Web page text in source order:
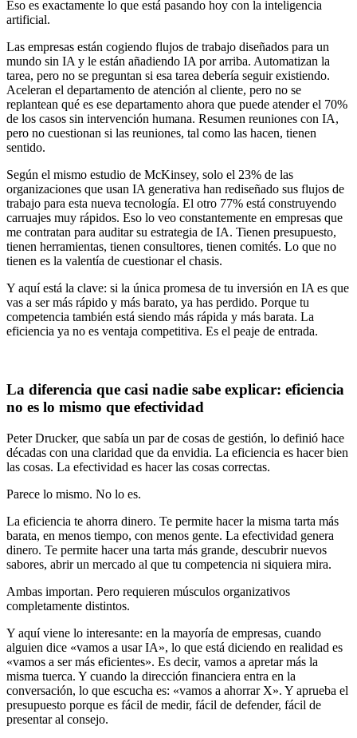
Eso es exactamente lo que está pasando hoy con la inteligencia
artificial.
Las empresas están cogiendo flujos de trabajo diseñados para un
mundo sin IA y le están añadiendo IA por arriba. Automatizan la
tarea, pero no se preguntan si esa tarea debería seguir existiendo.
Aceleran el departamento de atención al cliente, pero no se
replantean qué es ese departamento ahora que puede atender el 70%
de los casos sin intervención humana. Resumen reuniones con IA,
pero no cuestionan si las reuniones, tal como las hacen, tienen
sentido.
Según el mismo estudio de McKinsey, solo el 23% de las
organizaciones que usan IA generativa han rediseñado sus flujos de
trabajo para esta nueva tecnología. El otro 77% está construyendo
carruajes muy rápidos. Eso lo veo constantemente en empresas que
me contratan para auditar su estrategia de IA. Tienen presupuesto,
tienen herramientas, tienen consultores, tienen comités. Lo que no
tienen es la valentía de cuestionar el chasis.
Y aquí está la clave: si la única promesa de tu inversión en IA es que
vas a ser más rápido y más barato, ya has perdido. Porque tu
competencia también está siendo más rápida y más barata. La
eficiencia ya no es ventaja competitiva. Es el peaje de entrada.
La diferencia que casi nadie sabe explicar: eficiencia
no es lo mismo que efectividad
Peter Drucker, que sabía un par de cosas de gestión, lo definió hace
décadas con una claridad que da envidia. La eficiencia es hacer bien
las cosas. La efectividad es hacer las cosas correctas.
Parece lo mismo. No lo es.
La eficiencia te ahorra dinero. Te permite hacer la misma tarta más
barata, en menos tiempo, con menos gente. La efectividad genera
dinero. Te permite hacer una tarta más grande, descubrir nuevos
sabores, abrir un mercado al que tu competencia ni siquiera mira.
Ambas importan. Pero requieren músculos organizativos
completamente distintos.
Y aquí viene lo interesante: en la mayoría de empresas, cuando
alguien dice «vamos a usar IA», lo que está diciendo en realidad es
«vamos a ser más eficientes». Es decir, vamos a apretar más la
misma tuerca. Y cuando la dirección financiera entra en la
conversación, lo que escucha es: «vamos a ahorrar X». Y aprueba el
presupuesto porque es fácil de medir, fácil de defender, fácil de
presentar al consejo.